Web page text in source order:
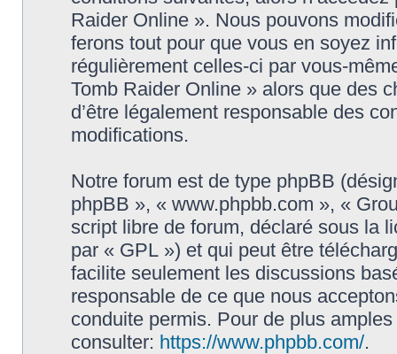
Raider Online ». Nous pouvons
ferons tout pour que vous en soyez
régulièrement celles-ci par vous-
Tomb Raider Online » alors que des
d’être légalement responsable des
modifications.
Notre forum est de type phpBB
phpBB », « www.phpbb.com », «
script libre de forum, déclaré sous la
par « GPL ») et qui peut être
facilite seulement les discussions
responsable de ce que nous
conduite permis. Pour de plus
consulter: https://www.phpbb.com/.